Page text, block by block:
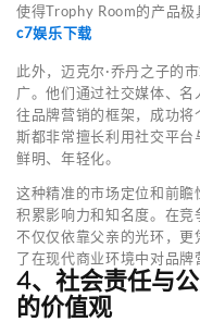
使得Trophy Room的产品极
c7娱乐下载
此外，迈克尔·乔丹之子的
广。他们通过社交媒体、
往品牌营销的框架，成功
斯都非常擅长利用社交平
鲜明、年轻化。
这种精准的市场定位和前
积累影响力和知名度。在竞
不仅仅依靠父亲的光环，
了在现代商业环境中对品牌
4、社会责任与
的价值观